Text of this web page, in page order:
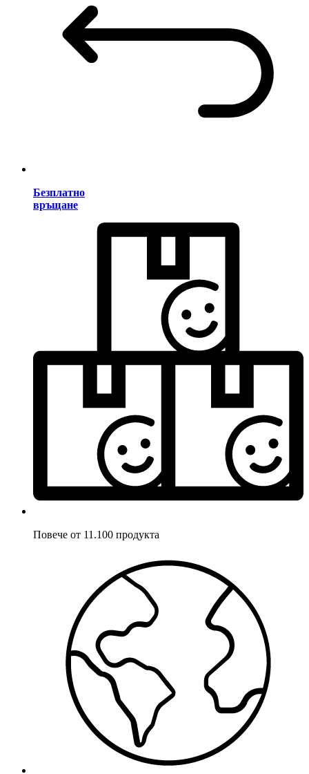
Безплатно
връщане
Повече от 11.100 продукта